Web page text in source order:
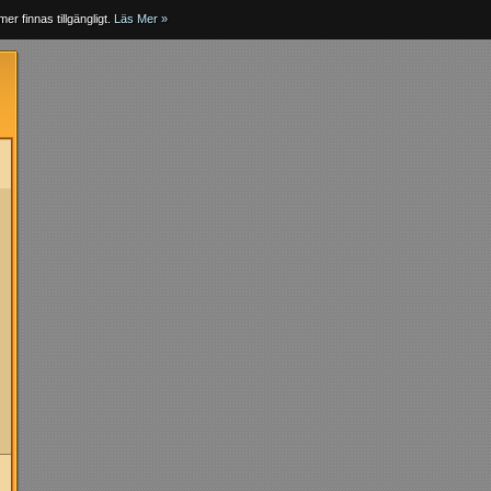
finnas tillgängligt. Läs Mer »